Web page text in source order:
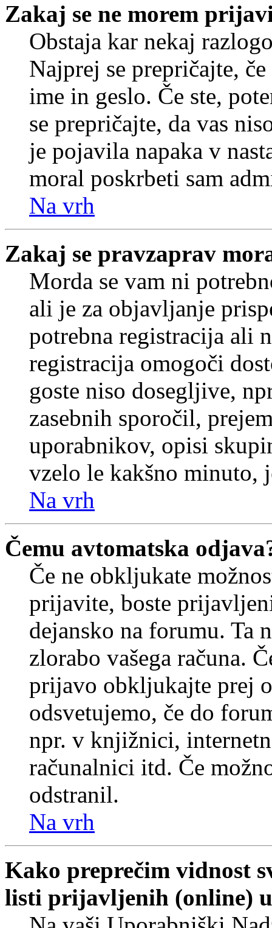
Zakaj se ne morem
Obstaja kar nekaj
Najprej se prepričajte,
ime in geslo. Če ste,
se prepričajte, da vas
je pojavila napaka v
moral poskrbeti sam
Na vrh
Zakaj se pravzaprav
Morda se vam ni
ali je za objavljanje
potrebna registracija ali
registracija omogoči
goste niso dosegljive,
zasebnih sporočil,
uporabnikov, opisi
vzelo le kakšno minuto,
Na vrh
Čemu avtomatska
Če ne obkljukate
prijavite, boste
dejansko na forumu. Ta
zlorabo vašega računa.
prijavo obkljukajte prej
odsvetujemo, če do
npr. v knjižnici,
računalnici itd. Če
odstranil.
Na vrh
Kako preprečim vidnost
listi prijavljenih (online)